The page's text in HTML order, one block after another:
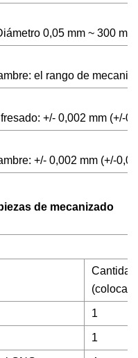
0,05 mm ~ 300
el rango de
+/- 0,002 mm (+/-
+/- 0,002 mm (+/-
de mecanizado
Cantidad
(colocar)
1
1